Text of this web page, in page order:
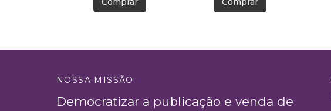
NOSSA MISSÃO
Democratizar a publicação e venda de